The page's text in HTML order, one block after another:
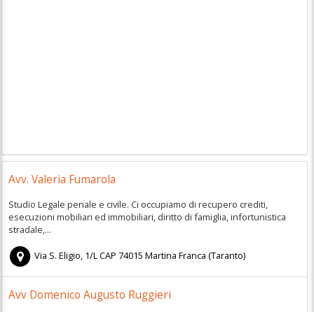
Avv. Valeria Fumarola
Studio Legale penale e civile. Ci occupiamo di recupero crediti,
esecuzioni mobiliari ed immobiliari, diritto di famiglia, infortunistica
stradale,...
Via S. Eligio, 1/LCAP 74015 Martina Franca (Taranto)
Avv Domenico Augusto Ruggieri